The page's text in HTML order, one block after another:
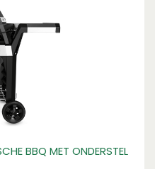
BBQ MET ONDERSTEL